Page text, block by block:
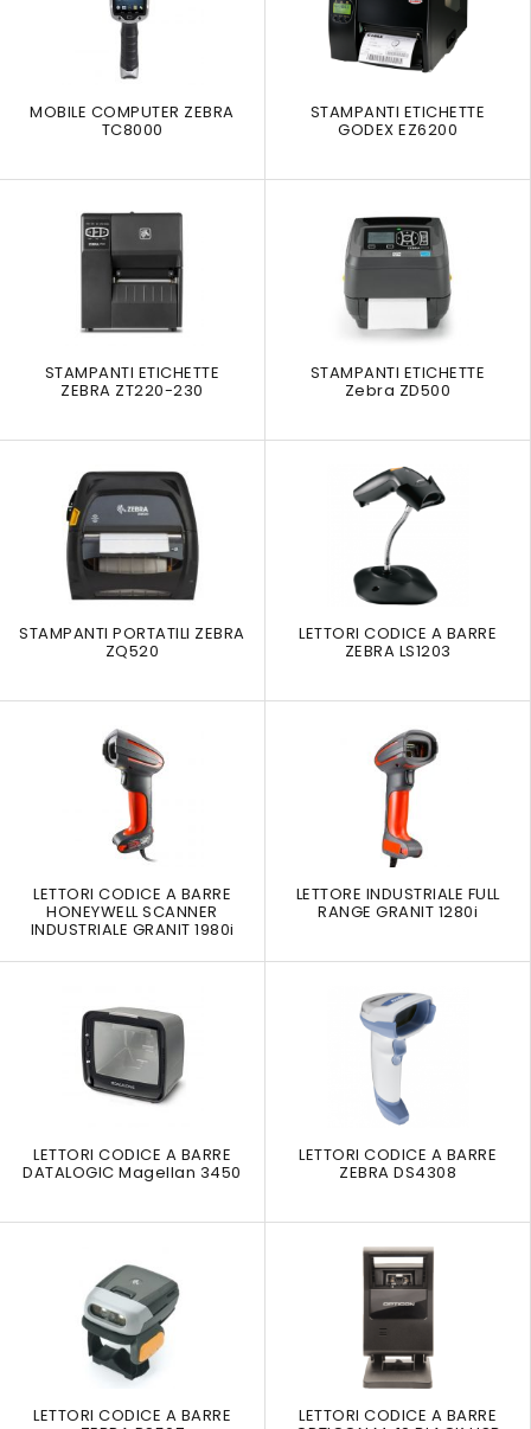
MOBILE COMPUTER ZEBRA
TC8000
STAMPANTI ETICHETTE
GODEX EZ6200
STAMPANTI ETICHETTE
ZEBRA ZT220-230
STAMPANTI ETICHETTE
Zebra ZD500
STAMPANTI PORTATILI ZEBRA
ZQ520
LETTORI CODICE A BARRE
ZEBRA LS1203
LETTORI CODICE A BARRE
HONEYWELL SCANNER
INDUSTRIALE GRANIT 1980i
LETTORE INDUSTRIALE FULL
RANGE GRANIT 1280i
LETTORI CODICE A BARRE
DATALOGIC Magellan 3450
LETTORI CODICE A BARRE
ZEBRA DS4308
LETTORI CODICE A BARRE LETTORI CODICE A BARRE